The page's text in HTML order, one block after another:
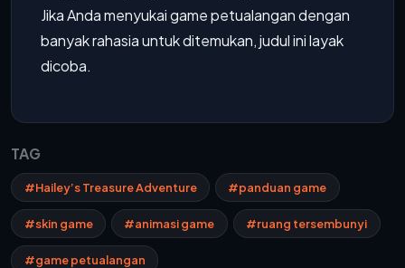
Jika Anda menyukai game petualangan dengan
banyak rahasia untuk ditemukan, judul ini layak
dicoba.
TAG
#Hailey’s Treasure Adventure #panduan game
#skin game #animasi game #ruang tersembunyi
#game petualangan